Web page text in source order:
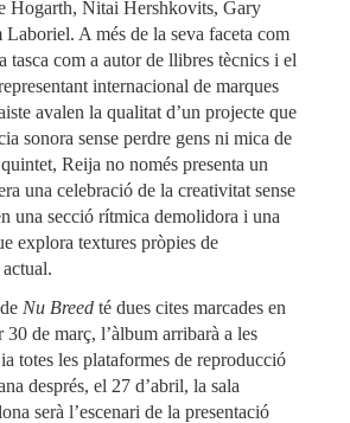
Hogarth, Nitai Hershkovits, Gary
A més de la seva faceta com
tasca com a autor de llibres tècnics i el
internacional de marques
avalen la qualitat d’un projecte que
sonora sense perdre gens ni mica de
Reija no només presenta un
una celebració de la creativitat sense
una secció rítmica demolidora i una
explora textures pròpies de
Nu Breed té dues cites marcades en
de març, l’àlbum arribarà a les
totes les plataformes de reproducció
després, el 27 d’abril, la sala
serà l’escenari de la presentació